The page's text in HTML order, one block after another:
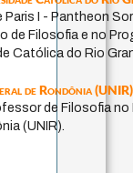
Paris I - Pantheon
de Filosofia e no
Católica do Rio
de Rondônia (UNIR)
de Filosofia
(UNIR).